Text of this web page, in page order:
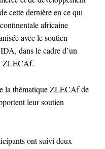
cette dernière en ce qui
africaine
avec le soutien
dans le cadre d’un
ZLECAf.
la thématique ZLECAf de
leur soutien
ont suivi deux